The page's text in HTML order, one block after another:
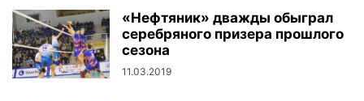
«Нефтяник» дважды обыграл
серебряного призера прошлого
сезона
11.03.2019